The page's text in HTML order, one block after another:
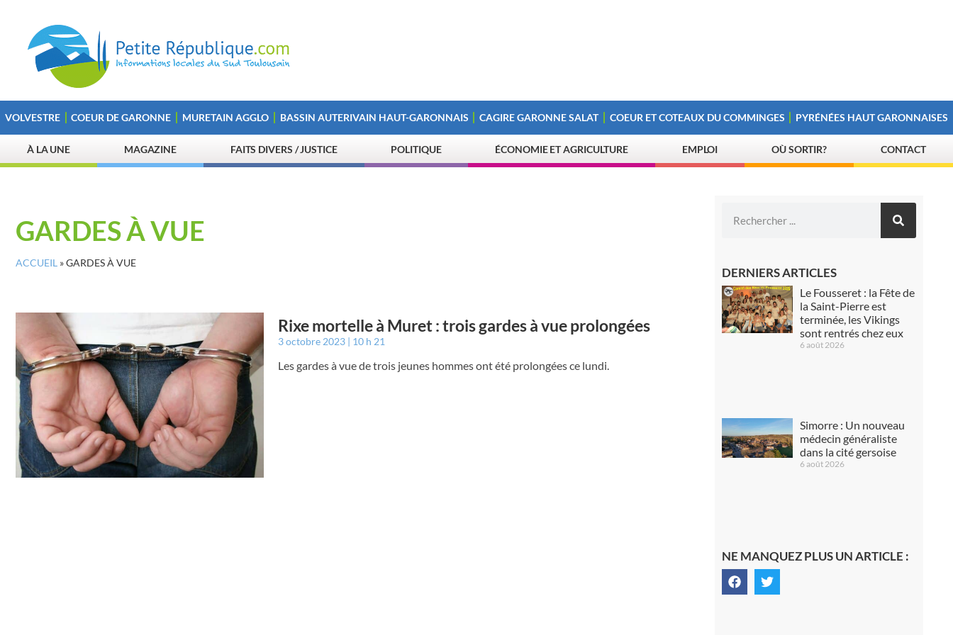
VOLVESTRE COEUR DE GARONNE MURETAIN AGGLO BASSIN AUTERIVAIN HAUT-GARONNAIS CAGIRE GARONNE SALAT COEUR ET COTEAUX DU COMMINGES PYRÉNÉES HAUT GARONNAISES
À LA UNE MAGAZINE FAITS DIVERS / JUSTICE POLITIQUE ÉCONOMIE ET AGRICULTURE EMPLOI OÙ SORTIR? CONTACT
GARDES À VUE
ACCUEIL »GARDES À VUE
Rixe mortelle à Muret : trois gardes à vue prolongées
3 octobre 2023 10 h 21
Les gardes à vue de trois jeunes hommes ont été prolongées ce lundi.
DERNIERS ARTICLES
Le Fousseret : la Fête de
la Saint-Pierre est
terminée, les Vikings
sont rentrés chez eux
6 août 2026
Simorre : Un nouveau
médecin généraliste
dans la cité gersoise
6 août 2026
NE MANQUEZ PLUS UN ARTICLE :